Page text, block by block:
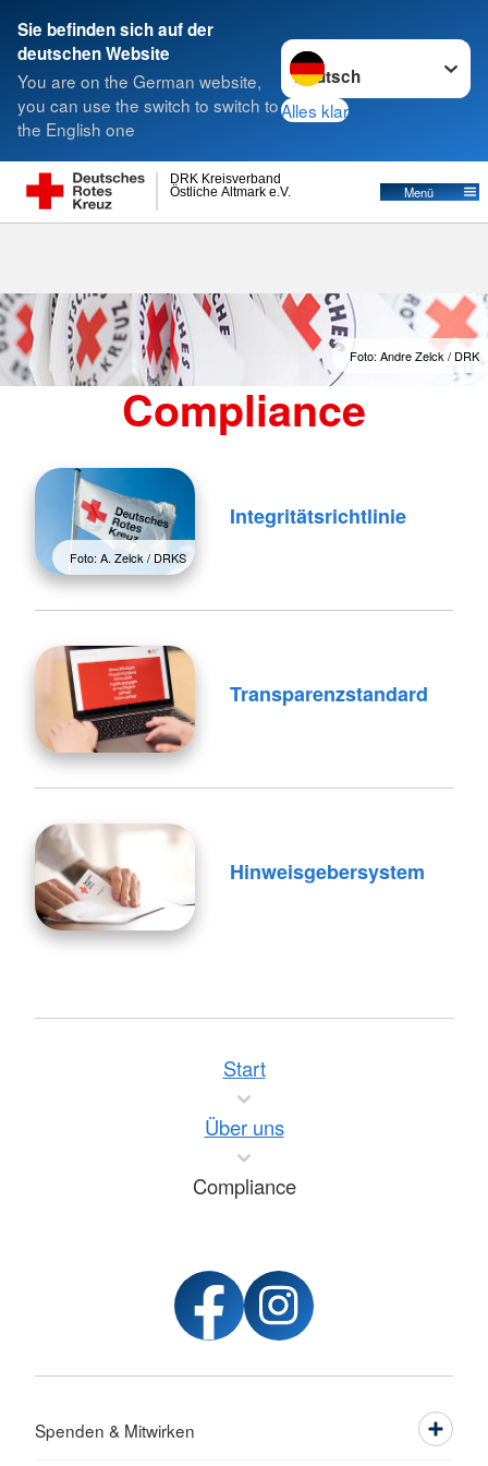
Sie befinden sich auf der
deutschen Website
You are on the German website,
you can use the switch to switch to
the English one
Sprache wechseln zu
Alles klar
Östliche Altmark e.V.
DRK Kreisverband
Menü
Suche
Foto: Andre Zelck / DRK
Compliance
Foto: A. Zelck / DRKS
Integritätsrichtlinie
Transparenzstandard
Hinweisgebersystem
Start
Über uns
Compliance
Spenden & Mitwirken